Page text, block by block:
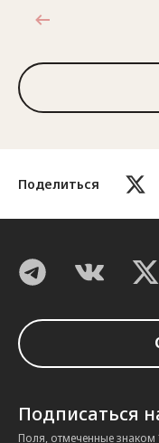
Поделиться
Подписаться
Поля, отмеченные